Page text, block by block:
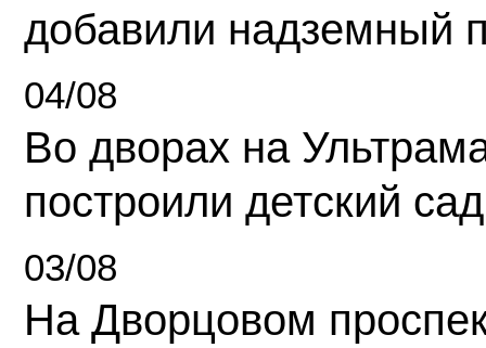
добавили надземный
04/08
Во дворах на
построили детский сад
03/08
На Дворцовом